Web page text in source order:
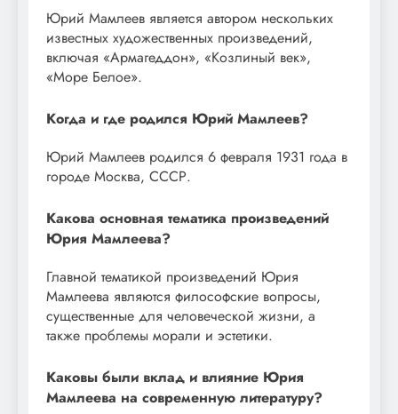
Юрий Мамлеев является автором нескольких
известных художественных произведений,
включая «Армагеддон», «Козлиный век»,
«Море Белое».
Когда и где родился Юрий Мамлеев?
Юрий Мамлеев родился 6 февраля 1931 года в
городе Москва, СССР.
Какова основная тематика произведений
Юрия Мамлеева?
Главной тематикой произведений Юрия
Мамлеева являются философские вопросы,
существенные для человеческой жизни, а
также проблемы морали и эстетики.
Каковы были вклад и влияние Юрия
Мамлеева на современную литературу?